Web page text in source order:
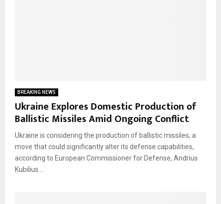
BREAKING NEWS
Ukraine Explores Domestic Production of
Ballistic Missiles Amid Ongoing Conflict
Ukraine is considering the production of ballistic missiles, a
move that could significantly alter its defense capabilities,
according to European Commissioner for Defense, Andrius
Kubilius....